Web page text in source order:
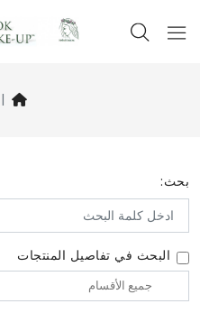
بحث:
البحث في تفاصيل المنتجات